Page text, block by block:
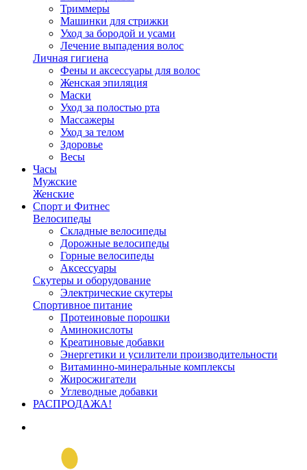
Триммеры
Машинки для стрижки
Уход за бородой и усами
Лечение выпадения волос
Личная гигиена
Фены и аксессуары для волос
Женская эпиляция
Маски
Уход за полостью рта
Массажеры
Уход за телом
Здоровье
Весы
Часы
Мужские
Женские
Спорт и Фитнес
Велосипеды
Складные велосипеды
Дорожные велосипеды
Горные велосипеды
Аксессуары
Скутеры и оборудование
Электрические скутеры
Спортивное питание
Протеиновые порошки
Аминокислоты
Креатиновые добавки
Энергетики и усилители производительности
Витаминно-минеральные комплексы
Жиросжигатели
Углеводные добавки
РАСПРОДАЖА!